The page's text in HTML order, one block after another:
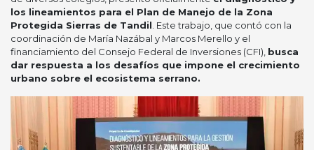
los lineamientos para el Plan de Manejo de la Zona
Protegida Sierras de Tandil . Este trabajo, que contó con la
coordinación de María Nazábal y Marcos Merello y el
financiamiento del Consejo Federal de Inversiones (CFI), busca
dar respuesta a los desafíos que impone el crecimiento
urbano sobre el ecosistema serrano.